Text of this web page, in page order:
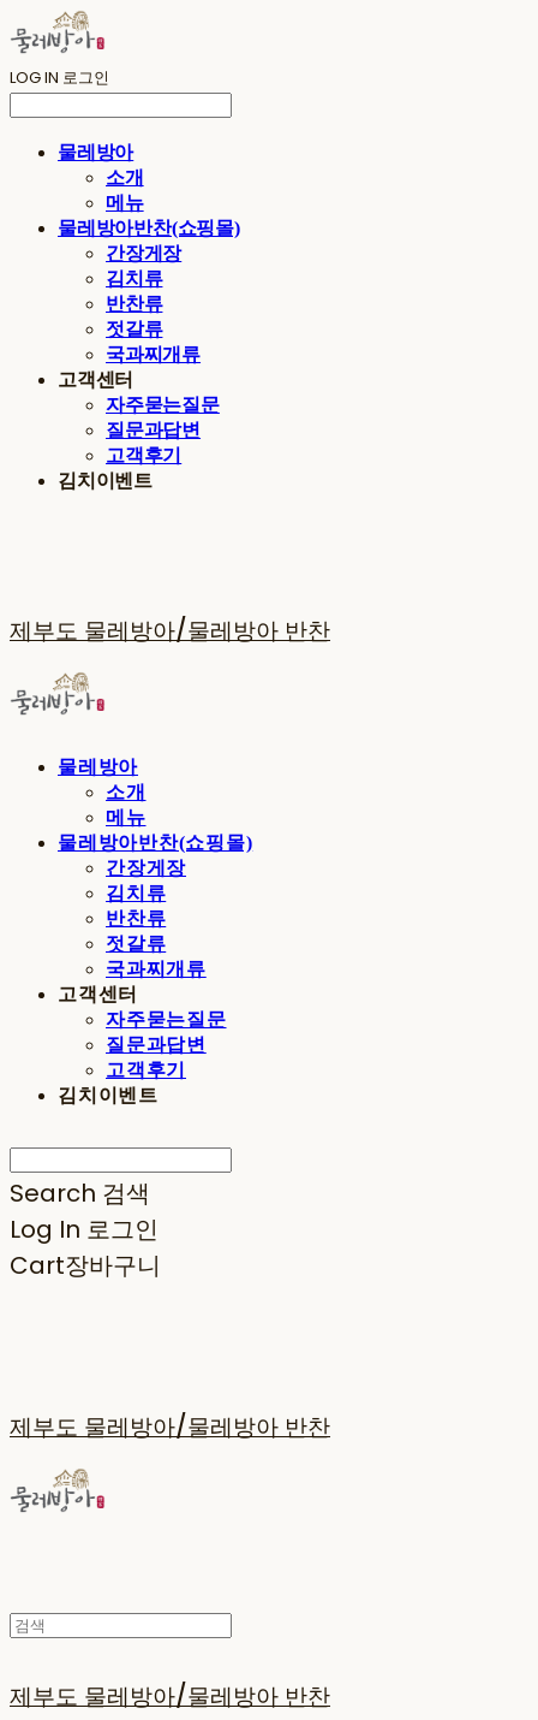
LOG IN 로그인
물레방아
소개
메뉴
물레방아반찬(쇼핑몰)
간장게장
김치류
반찬류
젓갈류
국과찌개류
고객센터
자주묻는질문
질문과답변
고객후기
김치이벤트
제부도 물레방아/물레방아 반찬
물레방아
소개
메뉴
물레방아반찬(쇼핑몰)
간장게장
김치류
반찬류
젓갈류
국과찌개류
고객센터
자주묻는질문
질문과답변
고객후기
김치이벤트
Search 검색
Log In 로그인
Cart장바구니
제부도 물레방아/물레방아 반찬
제부도 물레방아/물레방아 반찬